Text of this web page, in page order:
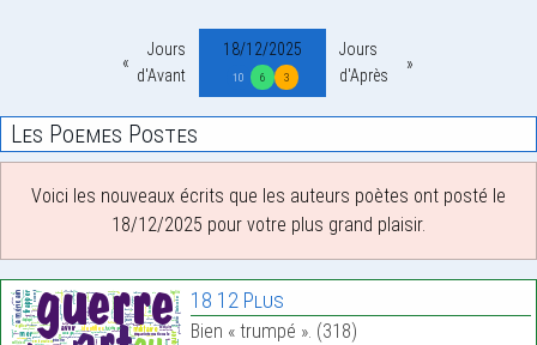
Jours
d'Avant
18/12/2025
10 6 3
Jours
d'Après
Les Poemes Postes
Voici les nouveaux écrits que les auteurs poètes ont posté le
18/12/2025 pour votre plus grand plaisir.
18 12 Plus
Bien « trumpé ». (318)